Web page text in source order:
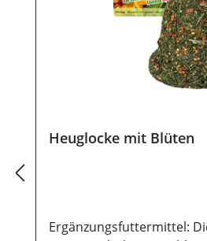
Heuglocke mit Blüten
Ergänzungsfuttermittel: